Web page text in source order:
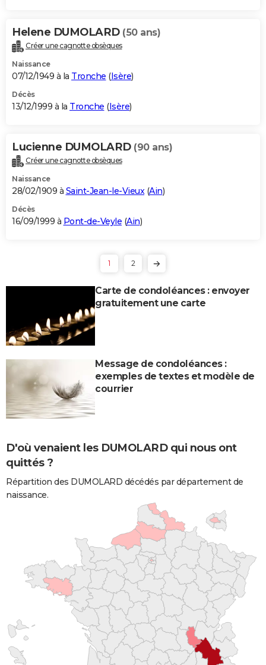
Helene DUMOLARD (50 ans)
Créer une cagnotte obsèques
Naissance
07/12/1949 à la Tronche (Isère)
Décès
13/12/1999 à la Tronche (Isère)
Lucienne DUMOLARD (90 ans)
Créer une cagnotte obsèques
Naissance
28/02/1909 à Saint-Jean-le-Vieux (Ain)
Décès
16/09/1999 à Pont-de-Veyle (Ain)
1 2
Carte de condoléances : envoyer
gratuitement une carte
Message de condoléances :
exemples de textes et modèle de
courrier
D'où venaient les DUMOLARD qui nous ont
quittés ?
Répartition des DUMOLARD décédés par département de
naissance.